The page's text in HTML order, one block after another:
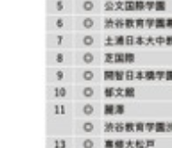
世界的スマホメーカー
TDCX Japan株式会社